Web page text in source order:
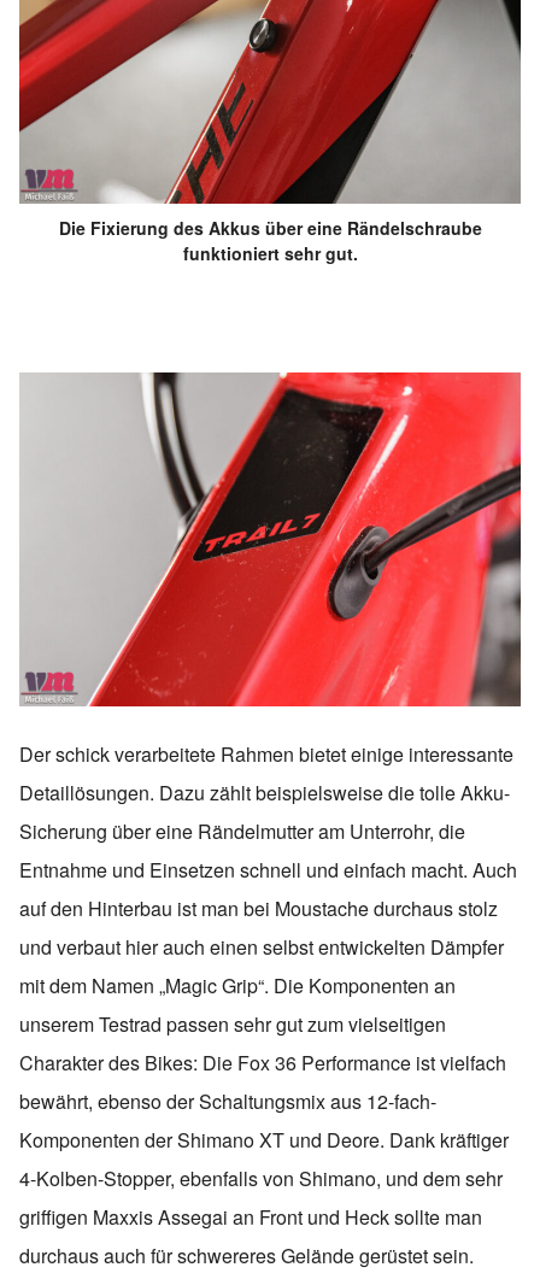
Die Fixierung des Akkus über eine Rändelschraube
funktioniert sehr gut.
Der schick verarbeitete Rahmen bietet einige interessante
Detaillösungen. Dazu zählt beispielsweise die tolle Akku-
Sicherung über eine Rändelmutter am Unterrohr, die
Entnahme und Einsetzen schnell und einfach macht. Auch
auf den Hinterbau ist man bei Moustache durchaus stolz
und verbaut hier auch einen selbst entwickelten Dämpfer
mit dem Namen „Magic Grip“. Die Komponenten an
unserem Testrad passen sehr gut zum vielseitigen
Charakter des Bikes: Die Fox 36 Performance ist vielfach
bewährt, ebenso der Schaltungsmix aus 12-fach-
Komponenten der Shimano XT und Deore. Dank kräftiger
4-Kolben-Stopper, ebenfalls von Shimano, und dem sehr
griffigen Maxxis Assegai an Front und Heck sollte man
durchaus auch für schwereres Gelände gerüstet sein.